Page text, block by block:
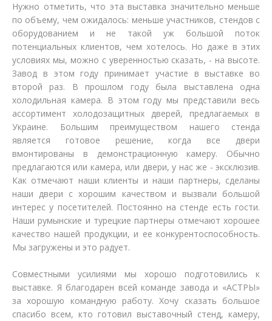
Нужно отметить, что эта выставка значительно меньше
по объему, чем ожидалось: меньше участников, стендов с
оборудованием и не такой уж большой поток
потенциальных клиентов, чем хотелось. Но даже в этих
условиях мы, можно с уверенностью сказать, - на высоте.
Завод в этом году принимает участие в выставке во
второй раз. В прошлом году была выставлена одна
холодильная камера. В этом году мы представили весь
ассортимент холодозащитных дверей, предлагаемых в
Украине. Большим преимуществом нашего стенда
является готовое решение, когда все двери
вмонтированы в демонстрационную камеру. Обычно
предлагаются или камера, или двери, у нас же - эксклюзив.
Как отмечают наши клиенты и наши партнеры, сделаны
наши двери с хорошим качеством и вызвали большой
интерес у посетителей. Постоянно на стенде есть гости.
Наши румынские и турецкие партнеры отмечают хорошее
качество нашей продукции, и ее конкурентоспособность.
Мы загружены и это радует.
Совместными усилиями мы хорошо подготовились к
выставке. Я благодарен всей команде завода и «АСТРЫ»
за хорошую командную работу. Хочу сказать большое
спасибо всем, кто готовил выставочный стенд, камеру,